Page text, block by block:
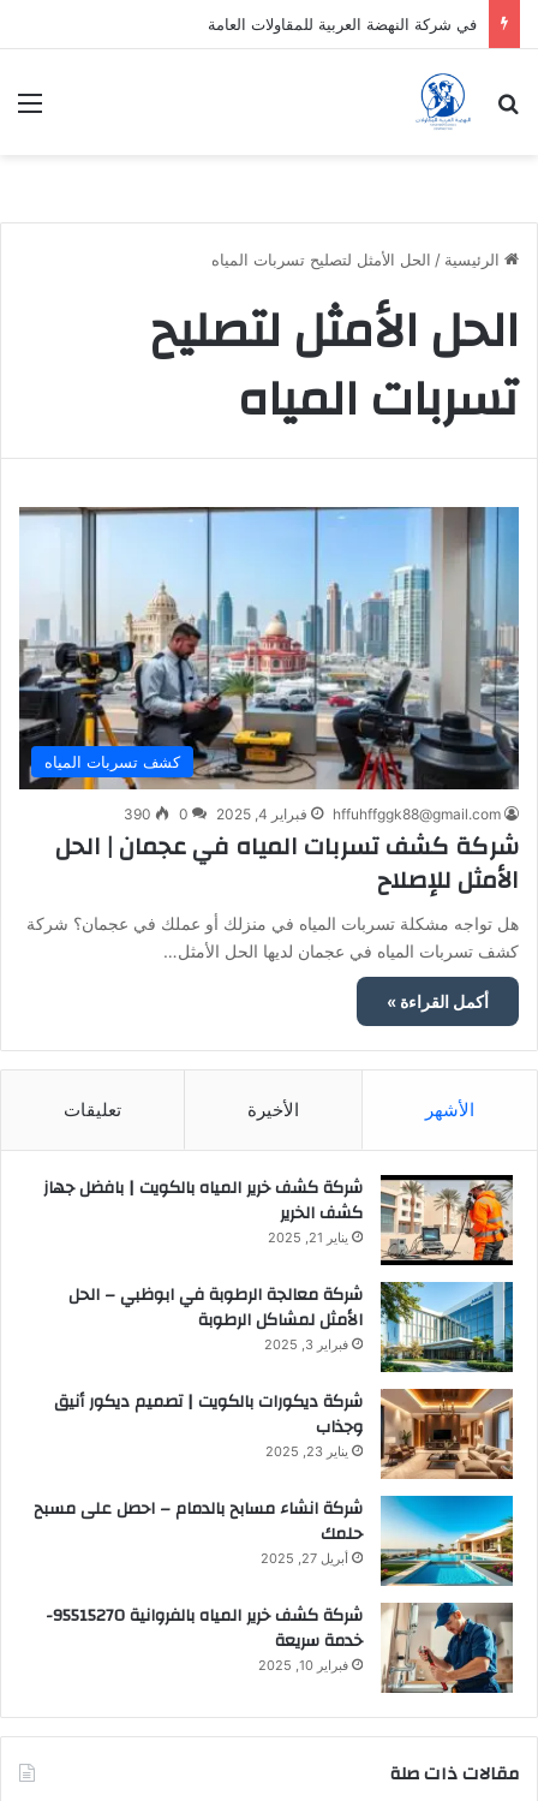
في شركة النهضة العربية للمقاولات العامة
بحث عن
الرئيسية / الحل الأمثل لتصليح تسربات المياه
الحل الأمثل لتصليح
تسربات المياه
كشف تسربات المياه
hffuhffggk88@gmail.com فبراير 4, 2025 0
390
شركة كشف تسربات المياه في عجمان | الحل
الأمثل للإصلاح
هل تواجه مشكلة تسربات المياه في منزلك أو عملك في عجمان؟ شركة
كشف تسربات المياه في عجمان لديها الحل الأمثل…
أكمل القراءة »
الأشهر الأخيرة تعليقات
شركة كشف خرير المياه بالكويت | بافضل جهاز
كشف الخرير
يناير 21, 2025
شركة معالجة الرطوبة في ابوظبي – الحل
الأمثل لمشاكل الرطوبة
فبراير 3, 2025
شركة ديكورات بالكويت | تصميم ديكور أنيق
وجذاب
يناير 23, 2025
شركة انشاء مسابح بالدمام – احصل على مسبح
حلمك
أبريل 27, 2025
شركة كشف خرير المياه بالفروانية 95515270-
خدمة سريعة
فبراير 10, 2025
مقالات ذات صلة